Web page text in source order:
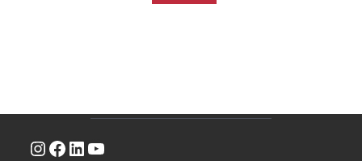
Instagram
Facebook
LinkedIn
YouTube